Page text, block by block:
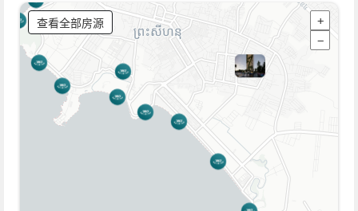
查看全部房源
+
−